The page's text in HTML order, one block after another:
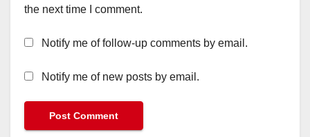
the next time I comment.
Notify me of follow-up comments by email.
Notify me of new posts by email.